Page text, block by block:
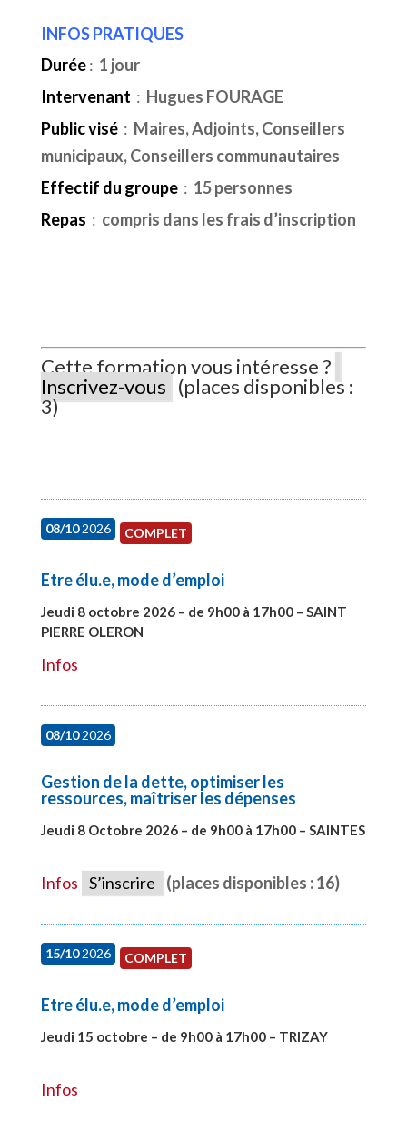
INFOS PRATIQUES
Durée: 1 jour
Intervenant : Hugues FOURAGE
Public visé : Maires, Adjoints, Conseillers
municipaux, Conseillers communautaires
Effectif du groupe: 15 personnes
Repas : compris dans les frais d’inscription
Cette formation vous intéresse ?
Inscrivez-vous (places disponibles :
3)
08/102026 COMPLET
Etre élu.e, mode d’emploi
Jeudi 8 octobre 2026 – de 9h00 à 17h00 – SAINT
PIERRE OLERON
Infos
08/102026
Gestion de la dette, optimiser les
ressources, maîtriser les dépenses
Jeudi 8 Octobre 2026 – de 9h00 à 17h00 – SAINTES
Infos S’inscrire (places disponibles : 16)
15/102026 COMPLET
Etre élu.e, mode d’emploi
Jeudi 15 octobre – de 9h00 à 17h00 – TRIZAY
Infos